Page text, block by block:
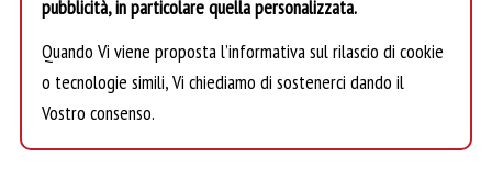
pubblicità, in particolare quella personalizzata.
Quando Vi viene proposta l’informativa sul rilascio di cookie
o tecnologie simili, Vi chiediamo di sostenerci dando il
Vostro consenso.